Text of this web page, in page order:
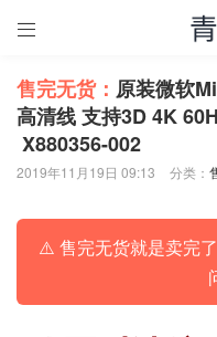

售完无货： 原装微软
高清线 支持3D 4K
X880356-002
2019年11月19日 09:13 分类：
⚠️ 售完无货就是卖完